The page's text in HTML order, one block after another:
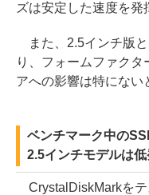
ズは安定した速度を発
また、2.5インチ版
り、フォームファクタ
アへの影響は特にない
ベンチマーク中の
2.5インチモデルは
CrystalDiskMarkをテ